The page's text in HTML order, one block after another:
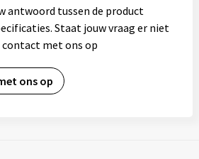
antwoord tussen de product
Staat jouw vraag er niet
contact met ons op
ons op